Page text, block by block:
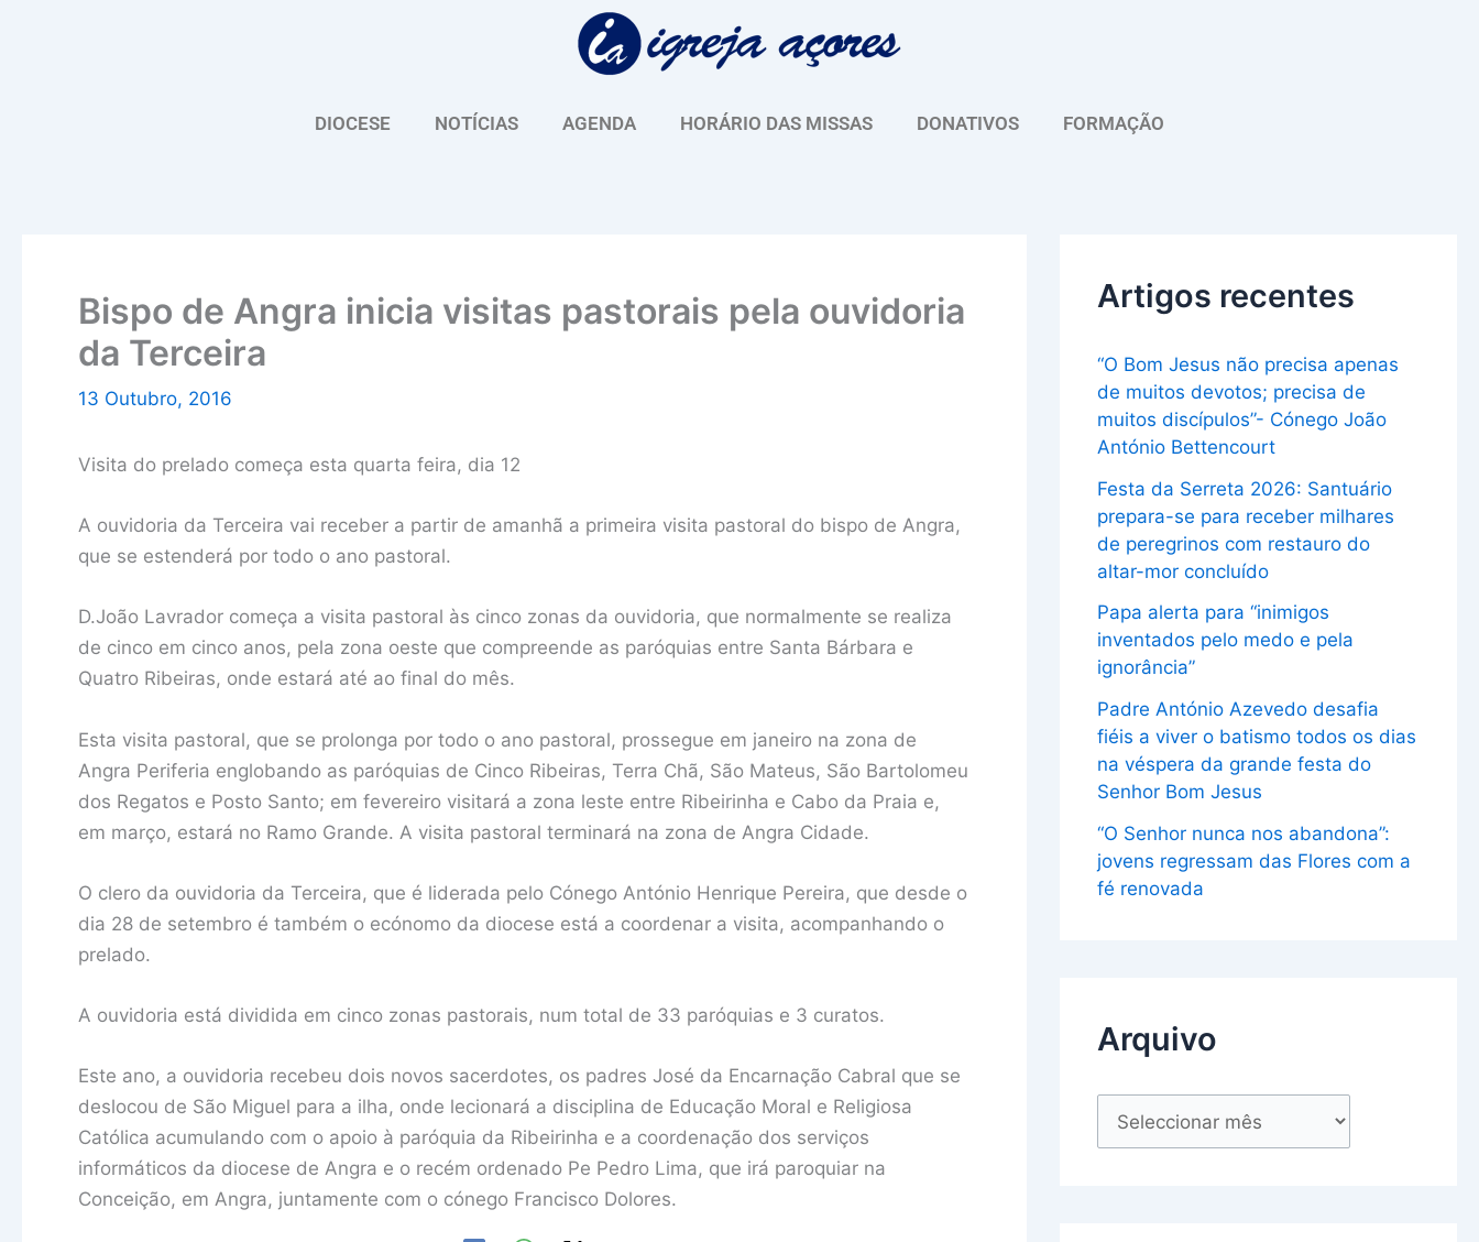
DIOCESE NOTÍCIAS AGENDA HORÁRIO DAS MISSAS DONATIVOS FORMAÇÃO
Bispo de Angra inicia visitas pastorais pela ouvidoria
da Terceira
13 Outubro, 2016
Visita do prelado começa esta quarta feira, dia 12
A ouvidoria da Terceira vai receber a partir de amanhã a primeira visita pastoral do bispo de Angra,
que se estenderá por todo o ano pastoral.
D.João Lavrador começa a visita pastoral às cinco zonas da ouvidoria, que normalmente se realiza
de cinco em cinco anos, pela zona oeste que compreende as paróquias entre Santa Bárbara e
Quatro Ribeiras, onde estará até ao final do mês.
Esta visita pastoral, que se prolonga por todo o ano pastoral, prossegue em janeiro na zona de
Angra Periferia englobando as paróquias de Cinco Ribeiras, Terra Chã, São Mateus, São Bartolomeu
dos Regatos e Posto Santo; em fevereiro visitará a zona leste entre Ribeirinha e Cabo da Praia e,
em março, estará no Ramo Grande. A visita pastoral terminará na zona de Angra Cidade.
O clero da ouvidoria da Terceira, que é liderada pelo Cónego António Henrique Pereira, que desde o
dia 28 de setembro é também o ecónomo da diocese está a coordenar a visita, acompanhando o
prelado.
A ouvidoria está dividida em cinco zonas pastorais, num total de 33 paróquias e 3 curatos.
Este ano, a ouvidoria recebeu dois novos sacerdotes, os padres José da Encarnação Cabral que se
deslocou de São Miguel para a ilha, onde lecionará a disciplina de Educação Moral e Religiosa
Católica acumulando com o apoio à paróquia da Ribeirinha e a coordenação dos serviços
informáticos da diocese de Angra e o recém ordenado Pe Pedro Lima, que irá paroquiar na
Conceição, em Angra, juntamente com o cónego Francisco Dolores.
Artigos recentes
“O Bom Jesus não precisa apenas
de muitos devotos; precisa de
muitos discípulos”- Cónego João
António Bettencourt
Festa da Serreta 2026: Santuário
prepara-se para receber milhares
de peregrinos com restauro do
altar-mor concluído
Papa alerta para “inimigos
inventados pelo medo e pela
ignorância”
Padre António Azevedo desafia
fiéis a viver o batismo todos os dias
na véspera da grande festa do
Senhor Bom Jesus
“O Senhor nunca nos abandona”:
jovens regressam das Flores com a
fé renovada
Arquivo
u